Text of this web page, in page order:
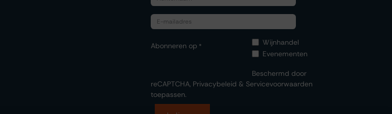
Abonneren op *
Wijnhandel
Evenementen
Beschermd door
reCAPTCHA, Privacybeleid & Servicevoorwaarden
toepassen.